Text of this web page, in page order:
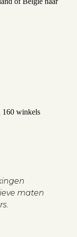
160 winkels
maten